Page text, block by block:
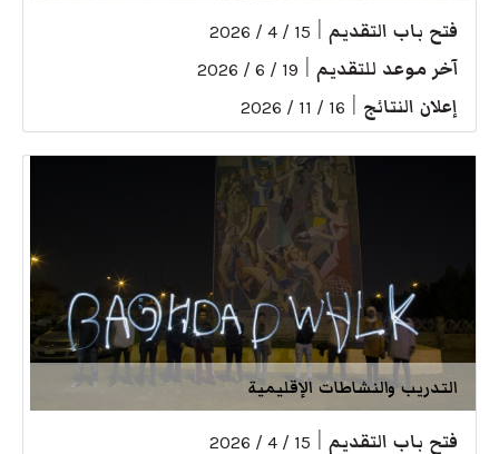
فتح باب التقديم 15 / 4 / 2026
آخر موعد للتقديم 19 / 6 / 2026
إعلان النتائج 16 / 11 / 2026
التدريب والنشاطات الإقليمية
فتح باب التقديم 15 / 4 / 2026